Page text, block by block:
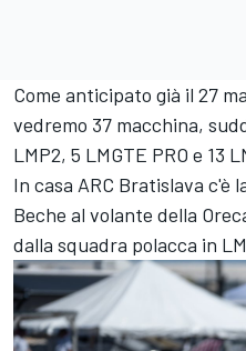
Come anticipato già il 27
vedremo 37 macchina,
LMP2, 5 LMGTE PRO e 13
In casa ARC Bratislava c'è
Beche al volante della
dalla squadra polacca in